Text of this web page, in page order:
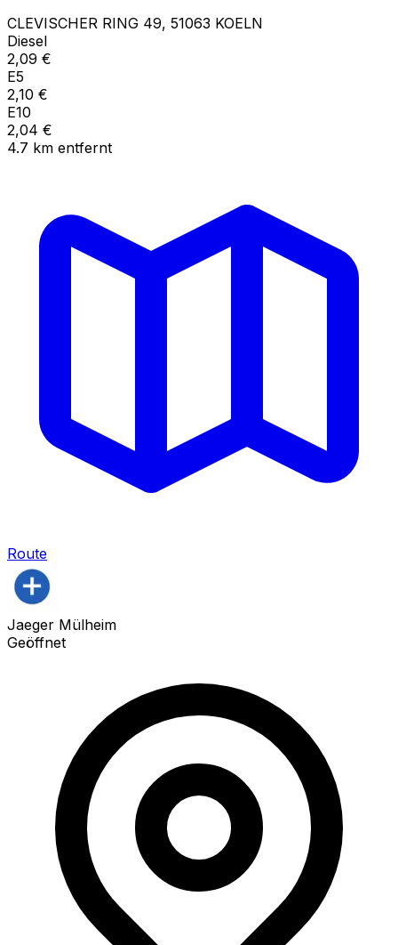
CLEVISCHER RING 49, 51063 KOELN
Diesel
2,09 €
E5
2,10 €
E10
2,04 €
4.7 km entfernt
Route
Jaeger Mülheim
Geöffnet